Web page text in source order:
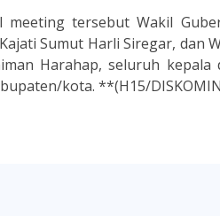
meeting tersebut Wakil
Sumut Harli Siregar, dan
Harahap, seluruh
kota. **(H15/